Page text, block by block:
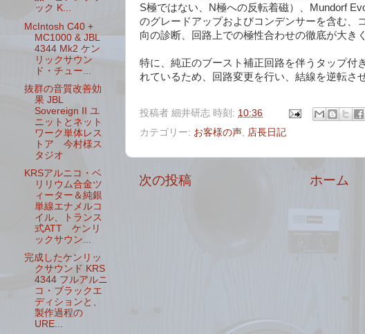
S極ではない、N極への反転着磁）、Mundorf
のグレードアップおよびコンデンサーを含む、
向の診断、回路上での極性合わせの徹底が大き
特に、純正のブースト補正回路を伴うタップ付
れているため、回路変更を行い、結線を逆転さ
投稿者 細井研志 時刻: 10:36
カテゴリー: お客様の声 店長日記
次の投稿 ホーム
ック K...
McIntosh C40 +
MC1000 & JBL
4344 Mk2 ケン
リックサウン
ド・チュー...
抜群の音質改善効
果 JBL
Sovereign II ユ
ニットとネット
ワーク単体レス
トア 今村様ス
タジオ
KRSアルニコ・ベ
リリウム合金ツ
ィーター＆純銀
単線エナメルコ
イル、トランス
式ATT ケンリ
ックサウン...
完成したケンリッ
クサウンド KRS
4344 フルアルニ
コ・ブラックエ
ディションと、
製作過程の
URE...